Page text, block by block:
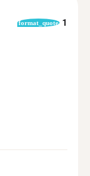
format_quote 1